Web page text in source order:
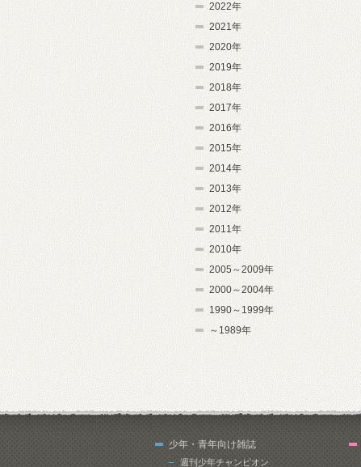
2022年
2021年
2020年
2019年
2018年
2017年
2016年
2015年
2014年
2013年
2012年
2011年
2010年
2005～2009年
2000～2004年
1990～1999年
～1989年
少年・青年向け雑誌
週刊少年チャンピオン